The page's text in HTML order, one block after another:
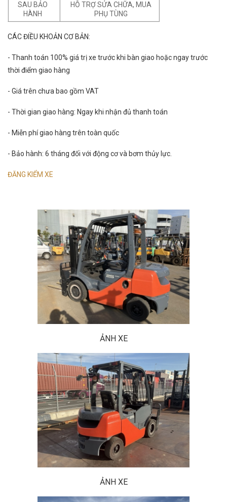
SAU BẢO
HÀNH
HỖ TRỢ SỬA CHỮA, MUA
PHỤ TÙNG
CÁC ĐIỀU KHOẢN CƠ BẢN:
- Thanh toán 100% giá trị xe trước khi bàn giao hoặc ngay trước
thời điểm giao hàng
- Giá trên chưa bao gồm VAT
- Thời gian giao hàng: Ngay khi nhận đủ thanh toán
- Miễn phí giao hàng trên toàn quốc
- Bảo hành: 6 tháng đối với động cơ và bơm thủy lực.
ĐĂNG KIỂM XE
ẢNH XE
ẢNH XE